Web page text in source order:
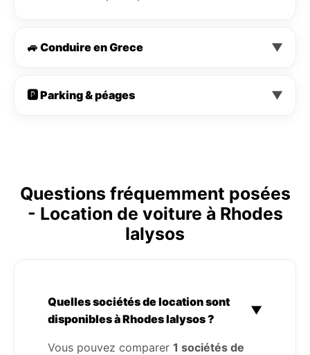
🚙 Conduire en Grece ▼
🅿️ Parking & péages ▼
Questions fréquemment posées
- Location de voiture à Rhodes
Ialysos
Quelles sociétés de location sont
disponibles à Rhodes Ialysos ?
▼
Vous pouvez comparer 1 sociétés de